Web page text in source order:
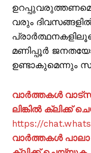
വരും
മണിപ്പൂർ
ഉണ്ടാകുമെന്നും
വാർത്തകൾ
ലിങ്കിൽ
https://
വാർത്തകൾ പാലാ